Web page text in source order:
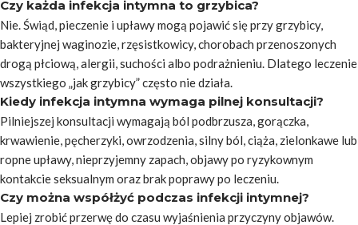
Czy każda infekcja intymna to grzybica?
Nie. Świąd, pieczenie i upławy mogą pojawić się przy grzybicy,
bakteryjnej waginozie, rzęsistkowicy, chorobach przenoszonych
drogą płciową, alergii, suchości albo podrażnieniu. Dlatego leczenie
wszystkiego „jak grzybicy” często nie działa.
Kiedy infekcja intymna wymaga pilnej konsultacji?
Pilniejszej konsultacji wymagają ból podbrzusza, gorączka,
krwawienie, pęcherzyki, owrzodzenia, silny ból, ciąża, zielonkawe lub
ropne upławy, nieprzyjemny zapach, objawy po ryzykownym
kontakcie seksualnym oraz brak poprawy po leczeniu.
Czy można współżyć podczas infekcji intymnej?
Lepiej zrobić przerwę do czasu wyjaśnienia przyczyny objawów.